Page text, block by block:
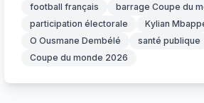
football français
barrage Coupe du
participation électorale
Kylian
O Ousmane Dembélé
santé publique
Coupe du monde 2026